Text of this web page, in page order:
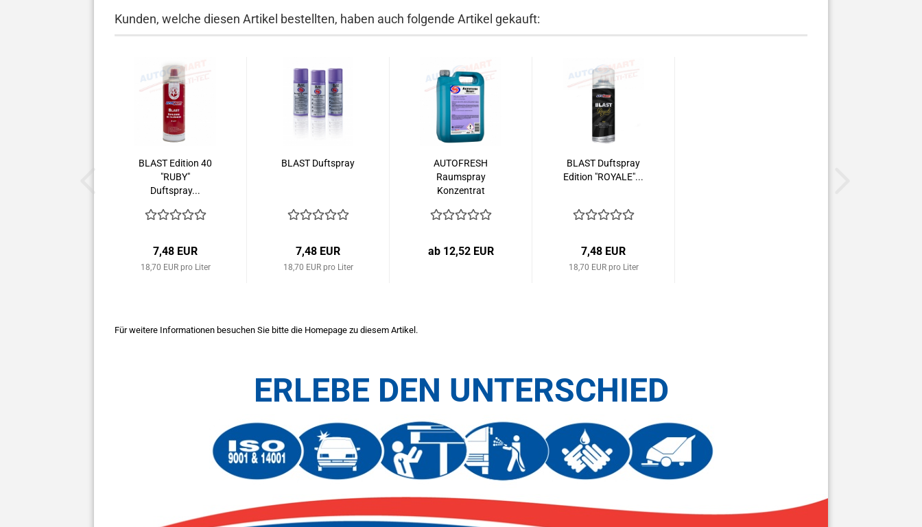
Kunden, welche diesen Artikel bestellten, haben auch folgende Artikel gekauft:
BLAST Edition 40
"RUBY"
Duftspray...
7,48 EUR
18,70 EUR pro Liter
BLAST Duftspray
7,48 EUR
18,70 EUR pro Liter
AUTOFRESH
Raumspray
Konzentrat
ab 12,52 EUR
BLAST Duftspray
Edition "ROYALE"...
7,48 EUR
18,70 EUR pro Liter
Für weitere Informationen besuchen Sie bitte die Homepage zu diesem Artikel.
ERLEBE DEN UNTERSCHIED